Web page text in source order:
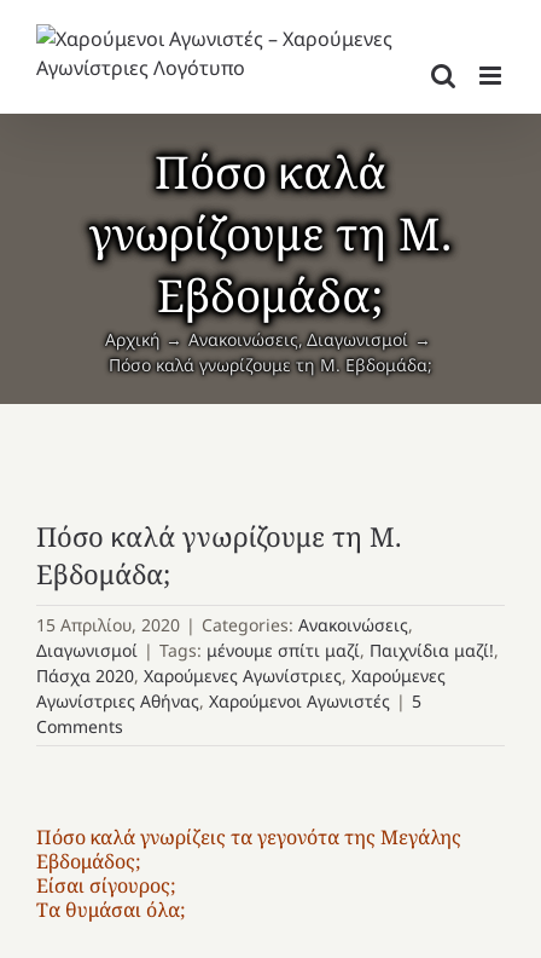
περιεχόμενο
Πόσο καλά
γνωρίζουμε τη Μ.
Εβδομάδα;
Αρχική Ανακοινώσεις Διαγωνισμοί
Πόσο καλά γνωρίζουμε τη Μ. Εβδομάδα;
Πόσο καλά γνωρίζουμε τη Μ.
Εβδομάδα;
15 Απριλίου, 2020 | Categories: Ανακοινώσεις,
Διαγωνισμοί | Tags: μένουμε σπίτι μαζί, Παιχνίδια μαζί!,
Πάσχα 2020, Χαρούμενες Αγωνίστριες, Χαρούμενες
Αγωνίστριες Αθήνας, Χαρούμενοι Αγωνιστές | 5
Comments
Πόσο καλά γνωρίζεις τα γεγονότα της Μεγάλης
Εβδομάδος;
Είσαι σίγουρος;
Τα θυμάσαι όλα;